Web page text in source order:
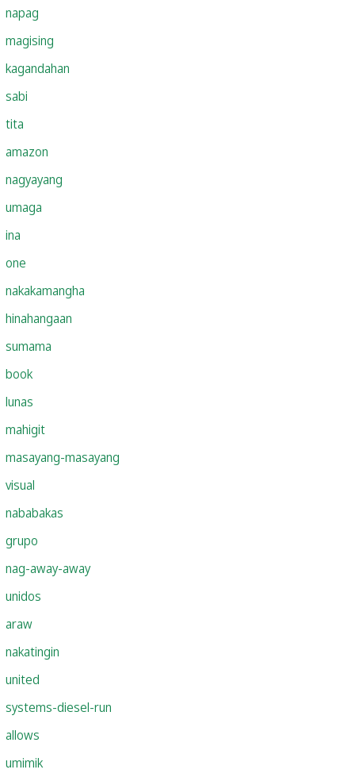
napag
magising
kagandahan
sabi
tita
amazon
nagyayang
umaga
ina
one
nakakamangha
hinahangaan
sumama
book
lunas
mahigit
masayang-masayang
visual
nababakas
grupo
nag-away-away
unidos
araw
nakatingin
united
systems-diesel-run
allows
umimik